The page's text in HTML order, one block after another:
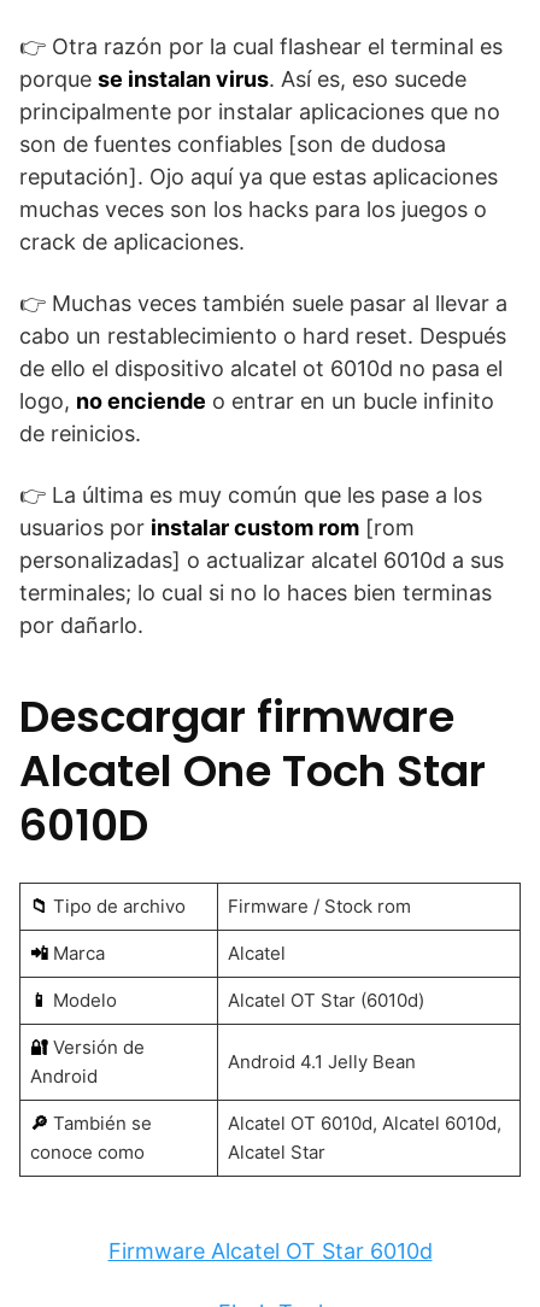
👉 Otra razón por la cual flashear el terminal es
porque se instalan virus. Así es, eso sucede
principalmente por instalar aplicaciones que no
son de fuentes confiables [son de dudosa
reputación]. Ojo aquí ya que estas aplicaciones
muchas veces son los hacks para los juegos o
crack de aplicaciones.
👉 Muchas veces también suele pasar al llevar a
cabo un restablecimiento o hard reset. Después
de ello el dispositivo alcatel ot 6010d no pasa el
logo, no enciende o entrar en un bucle infinito
de reinicios.
👉 La última es muy común que les pase a los
usuarios por instalar custom rom [rom
personalizadas] o actualizar alcatel 6010d a sus
terminales; lo cual si no lo haces bien terminas
por dañarlo.
Descargar firmware
Alcatel One Toch Star
6010D
📁 Tipo de archivo Firmware / Stock rom
📲Marca Alcatel
📱 Modelo Alcatel OT Star (6010d)
🔐Versión de
Android
Android 4.1 Jelly Bean
🔎 También se
conoce como
Alcatel OT 6010d, Alcatel 6010d,
Alcatel Star
Firmware Alcatel OT Star 6010d